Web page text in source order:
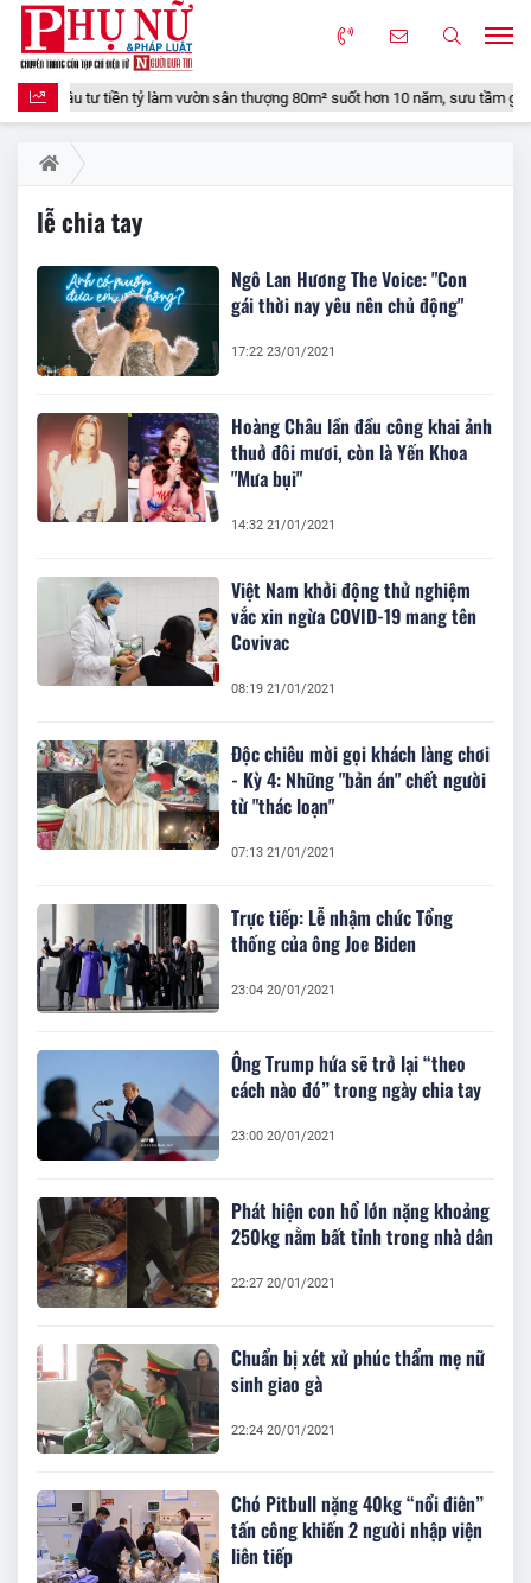
đầu tư tiền tỷ làm vườn sân thượng 80m² suốt hơn 10 năm, sưu tầm gần
lễ chia tay
Ngô Lan Hương The Voice: "Con
gái thời nay yêu nên chủ động"
17:22 23/01/2021
Hoàng Châu lần đầu công khai ảnh
thuở đôi mươi, còn là Yến Khoa
"Mưa bụi"
14:32 21/01/2021
Việt Nam khởi động thử nghiệm
vắc xin ngừa COVID-19 mang tên
Covivac
08:19 21/01/2021
Độc chiêu mời gọi khách làng chơi
- Kỳ 4: Những "bản án" chết người
từ "thác loạn"
07:13 21/01/2021
Trực tiếp: Lễ nhậm chức Tổng
thống của ông Joe Biden
23:04 20/01/2021
Ông Trump hứa sẽ trở lại “theo
cách nào đó” trong ngày chia tay
23:00 20/01/2021
Phát hiện con hổ lớn nặng khoảng
250kg nằm bất tỉnh trong nhà dân
22:27 20/01/2021
Chuẩn bị xét xử phúc thẩm mẹ nữ
sinh giao gà
22:24 20/01/2021
Chó Pitbull nặng 40kg “nổi điên”
tấn công khiến 2 người nhập viện
liên tiếp